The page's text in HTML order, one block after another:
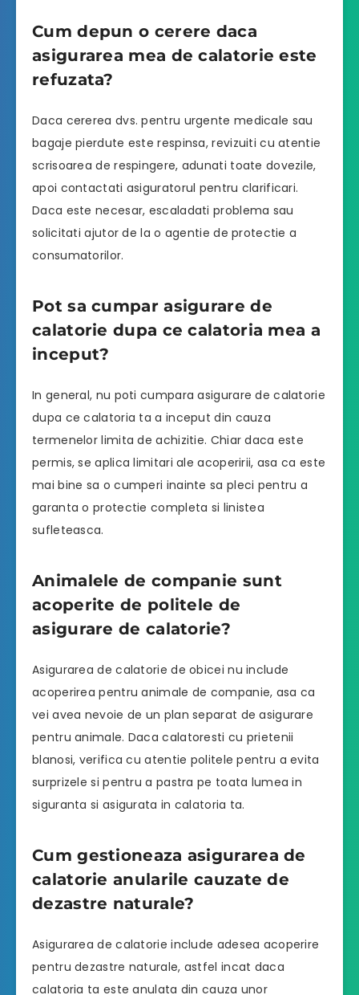
Cum depun o cerere daca
asigurarea mea de calatorie este
refuzata?
Daca cererea dvs. pentru urgente medicale sau
bagaje pierdute este respinsa, revizuiti cu atentie
scrisoarea de respingere, adunati toate dovezile,
apoi contactati asiguratorul pentru clarificari.
Daca este necesar, escaladati problema sau
solicitati ajutor de la o agentie de protectie a
consumatorilor.
Pot sa cumpar asigurare de
calatorie dupa ce calatoria mea a
inceput?
In general, nu poti cumpara asigurare de calatorie
dupa ce calatoria ta a inceput din cauza
termenelor limita de achizitie. Chiar daca este
permis, se aplica limitari ale acoperirii, asa ca este
mai bine sa o cumperi inainte sa pleci pentru a
garanta o protectie completa si linistea
sufleteasca.
Animalele de companie sunt
acoperite de politele de
asigurare de calatorie?
Asigurarea de calatorie de obicei nu include
acoperirea pentru animale de companie, asa ca
vei avea nevoie de un plan separat de asigurare
pentru animale. Daca calatoresti cu prietenii
blanosi, verifica cu atentie politele pentru a evita
surprizele si pentru a pastra pe toata lumea in
siguranta si asigurata in calatoria ta.
Cum gestioneaza asigurarea de
calatorie anularile cauzate de
dezastre naturale?
Asigurarea de calatorie include adesea acoperire
pentru dezastre naturale, astfel incat daca
calatoria ta este anulata din cauza unor